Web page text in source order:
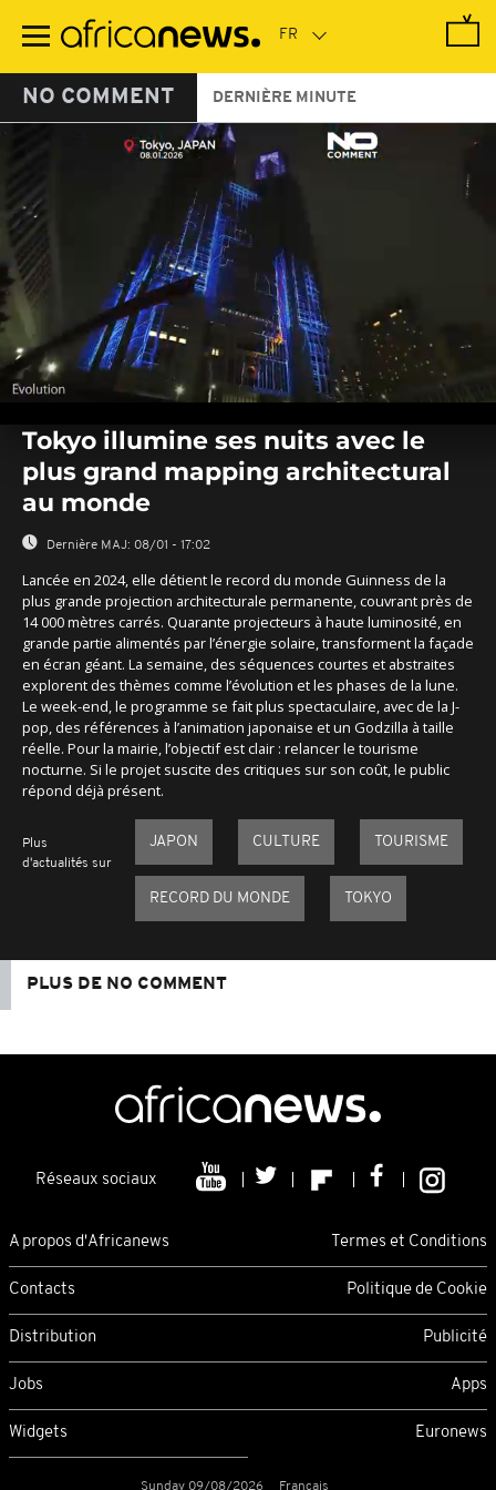
contenu
NO COMMENT DERNIÈRE MINUTE
seconds
seconds
Tokyo illumine ses nuits avec le
plus grand mapping architectural
au monde
Dernière MAJ: 08/01 - 17:02
Lancée en 2024, elle détient le record du monde Guinness de la
plus grande projection architecturale permanente, couvrant près de
14 000 mètres carrés. Quarante projecteurs à haute luminosité, en
grande partie alimentés par l’énergie solaire, transforment la façade
en écran géant. La semaine, des séquences courtes et abstraites
explorent des thèmes comme l’évolution et les phases de la lune.
Le week-end, le programme se fait plus spectaculaire, avec de la J-
pop, des références à l’animation japonaise et un Godzilla à taille
réelle. Pour la mairie, l’objectif est clair : relancer le tourisme
nocturne. Si le projet suscite des critiques sur son coût, le public
répond déjà présent.
Plus
d'actualités sur
JAPON CULTURE TOURISME
RECORD DU MONDE TOKYO
PLUS DE NO COMMENT
Réseaux sociaux
A propos d'Africanews Termes et Conditions
Contacts Politique de Cookie
Distribution Publicité
Jobs Apps
Widgets Euronews
Sunday 09/08/2026